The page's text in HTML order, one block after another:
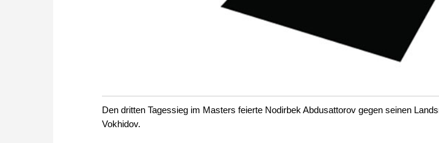
Den dritten Tagessieg im Masters feierte Nodirbek Abdusattorov gegen seinen
Vokhidov.